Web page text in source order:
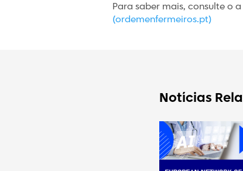
Para saber mais, consulte o
(ordemenfermeiros.pt)
Notícias